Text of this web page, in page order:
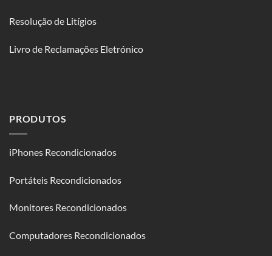
Resolução de Litígios
Livro de Reclamações Eletrónico
PRODUTOS
iPhones Recondicionados
Portáteis Recondicionados
Monitores Recondicionados
Computadores Recondicionados